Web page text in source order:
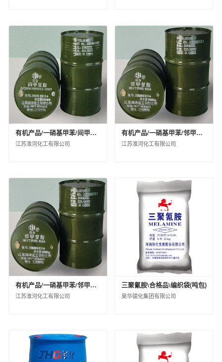
中化环信环境工程（上海）有限公司
蓝星工程有限公司
京泰环保科技有限公司
中化环境科技工程有限公司
中化环境大气治理股份有限公司
中化环境修复（上海）有限公司
中国中化环境监测总站
江西星火航天新材料有限公司
风神轮胎股份有限公司
青岛橡六输送带有限公司
福建天华智能装备有限公司
益阳橡胶塑料机械集团有限公司
桂林橡胶机械有限公司
蓝星（北京）化工机械有限公司
西安骊山汽车制造有限公司
沈阳汽车车桥制造有限公司
华夏汉华化工装备有限公司
北京宏远南口创新技术有限公司
中国化工信息中心有限公司
昊华化工科技集团股份有限公司
中化石油广东有限公司
中化石油安徽六安有限公司
有机产品/一硝基甲苯/间甲苯胺29214300/散装（KG）/30000/合格品
江苏淮河化工有限公司
有机产品/一硝基甲苯/邻甲苯胺29214300/散装（KG）/30000/合格品
江苏淮河化工有限公司
有机产品/一硝基甲苯/邻甲苯胺29214300/散装（KG）/30000/合格品
江苏淮河化工有限公司
三聚氰胺\合格品\编织袋(吨包)
昊华骏化集团有限公司